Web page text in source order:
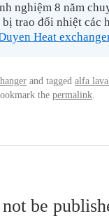
nghiệm 8 năm
trao đổi nhiệt các
Heat
and tagged alfa
the permalink
be